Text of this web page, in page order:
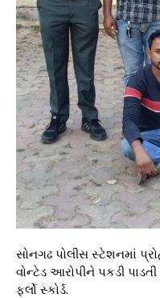
સોનગઢ પોલીસ સ્ટેશનમાં
વોન્ટેડ આરોપીને પકડી
ફર્લો સ્કોર્ડ.